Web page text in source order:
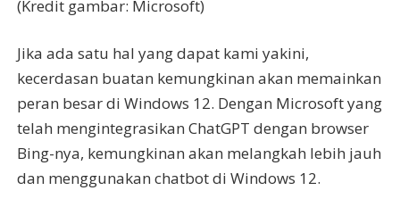
(Kredit gambar: Microsoft)
Jika ada satu hal yang dapat kami yakini,
kecerdasan buatan kemungkinan akan memainkan
peran besar di Windows 12. Dengan Microsoft yang
telah mengintegrasikan ChatGPT dengan browser
Bing-nya, kemungkinan akan melangkah lebih jauh
dan menggunakan chatbot di Windows 12.